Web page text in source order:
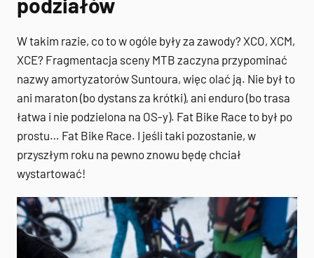
W takim razie, co to w ogóle były za zawody? XCO, XCM,
XCE? Fragmentacja sceny MTB zaczyna przypominać
nazwy amortyzatorów Suntoura, więc olać ją. Nie był to
ani maraton (bo dystans za krótki), ani enduro (bo trasa
łatwa i nie podzielona na OS-y). Fat Bike Race to był po
prostu… Fat Bike Race. I jeśli taki pozostanie, w
przyszłym roku na pewno znowu będę chciał
wystartować!